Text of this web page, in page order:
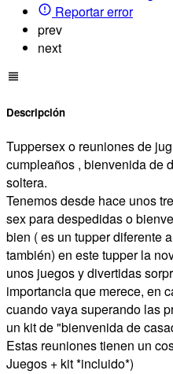
Reportar error
prev
next
Descripción
Tuppersex o reuniones de
cumpleaños , bienvenida de
soltera.
Tenemos desde hace unos
sex para despedidas o
bien ( es un tupper diferente
también) en este tupper la
unos juegos y divertidas
importancia que merece, en
cuando vaya superando las
un kit de "bienvenida de
Estas reuniones tienen un
Juegos + kit *incluido*)